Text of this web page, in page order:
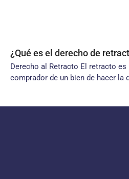
¿Qué es el derecho de
Derecho al Retracto El retracto es
comprador de un bien de hacer la